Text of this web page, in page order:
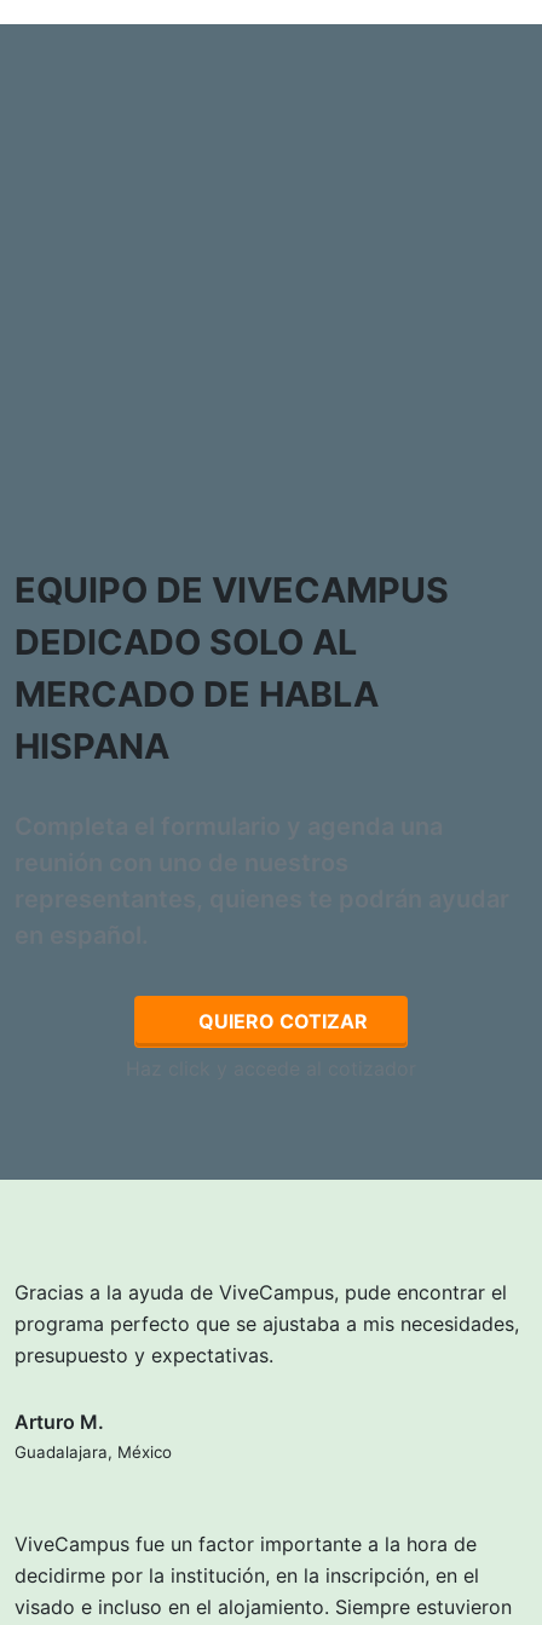
EQUIPO DE VIVECAMPUS
DEDICADO SOLO AL
MERCADO DE HABLA
HISPANA
QUIERO COTIZAR
Gracias a la ayuda de ViveCampus, pude encontrar el
programa perfecto que se ajustaba a mis necesidades,
presupuesto y expectativas.
Arturo M.
Guadalajara, México
ViveCampus fue un factor importante a la hora de
decidirme por la institución, en la inscripción, en el
visado e incluso en el alojamiento. Siempre estuvieron